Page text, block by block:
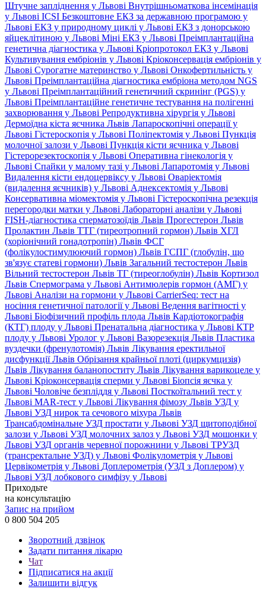
Штучне запліднення у Львові Внутрішньоматкова інсемінація
у Львові ICSI Безкоштовне ЕКЗ за державною програмою у
Львові ЕКЗ у природному циклі у Львові ЕКЗ з донорською
яйцеклітиною у Львові Міні ЕКЗ у Львові Преімплантаційна
генетична діагностика у Львові Кріопротокол ЕКЗ у Львові
Культивування ембріонів у Львові Кріоконсервація ембріонів у
Львові Сурогатне материнство у Львові Онкофертильність у
Львові Преімплантаційна діагностика ембріона методом NGS
у Львові Преімплантаційний генетичний скринінг (PGS) у
Львові Преімплантаційне генетичне тестування на полігенні
захворювання у Львові Репродуктивна хірургія у Львові
Дермоїдна кіста яєчника Львів Лапароскопічні операції у
Львові Гістероскопія у Львові Поліпектомія у Львові Пункція
молочної залози у Львові Пункція кісти яєчника у Львові
Гістерорезектоскопія у Львові Оперативна гінекологія у
Львові Спайки у малому тазі у Львові Лапаротомія у Львові
Видалення кісти ендоцервіксу у Львові Оваріектомія
(видалення яєчників) у Львові Аднексектомія у Львові
Консервативна міомектомія у Львові Гістероскопічна резекція
перегородки матки у Львові Лабораторні аналізи у Львові
FISH-діагностика сперматозоїдів Львів Прогестерон Львів
Пролактин Львів ТТГ (тиреотропний гормон) Львів ХГЛ
(хоріонічний гонадотропін) Львів ФСГ
(фолікулостимулюючий гормон) Львів ГСПГ (глобулін, що
зв'язує статеві гормони) Львів Загальний тестостерон Львів
Вільний тестостерон Львів ТГ (тиреоглобулін) Львів Кортизол
Львів Спермограма у Львові Антимюлерів гормон (АМГ) у
Львові Аналізи на гормони у Львові CarrierSeq: тест на
носіння генетичної патології у Львові Ведення вагітності у
Львові Біофізичний профіль плода Львів Кардіотокографія
(КТГ) плоду у Львові Пренатальна діагностика у Львові КТР
плоду у Львові Уролог у Львові Вазорезекція Львів Пластика
вуздечки (френулотомія) Львів Лікування еректильної
дисфункції Львів Обрізання крайньої плоті (циркумцизія)
Львів Лікування баланопоститу Львів Лікування варикоцеле у
Львові Кріоконсервація сперми у Львові Біопсія яєчка у
Львові Чоловіче безпліддя у Львові Посткоїтальний тест у
Львові MAR-тест у Львові Лікування фімозу Львів УЗД у
Львові УЗД нирок та сечового міхура Львів
Трансабдомінальне УЗД простати у Львові УЗД щитоподібної
залози у Львові УЗД молочних залоз у Львові УЗД мошонки у
Львові УЗД органів черевної порожнини у Львові ТРУЗД
(трансректальне УЗД) у Львові Фолікулометрія у Львові
Цервікометрія у Львові Доплерометрія (УЗД з Доплером) у
Львові УЗД лобкового симфізу у Львові
Приходьте
на консультацію
Запис на прийом
0 800 504 205
Зворотний дзвінок
Задати питання лікарю
Чат
Підписатися на акції
Залишити відгук